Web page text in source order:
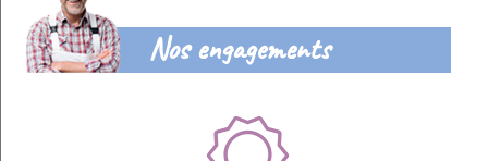
Nos engagements